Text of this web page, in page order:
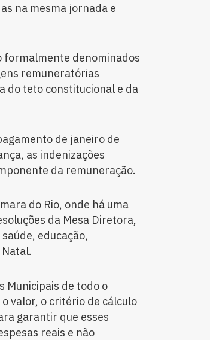
na mesma jornada e
formalmente denominados
remuneratórias
do teto constitucional e da
de janeiro de
as indenizações
da remuneração.
do Rio, onde há uma
da Mesa Diretora,
educação,
Municipais de todo o
valor, o critério de cálculo
garantir que esses
reais e não